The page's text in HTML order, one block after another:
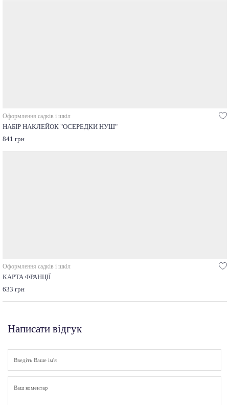
Оформлення садків і шкіл
НАБІР НАКЛЕЙОК "ОСЕРЕДКИ НУШ"
841 грн
Оформлення садків і шкіл
КАРТА ФРАНЦІЇ
633 грн
Написати відгук